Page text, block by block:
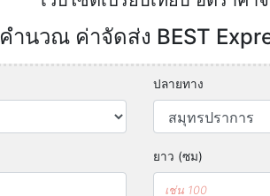
คำนวณ ค่าจัดส่ง BEST
ปลายทาง
ยาว (ซม)